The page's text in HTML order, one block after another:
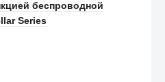
беспроводной
Series